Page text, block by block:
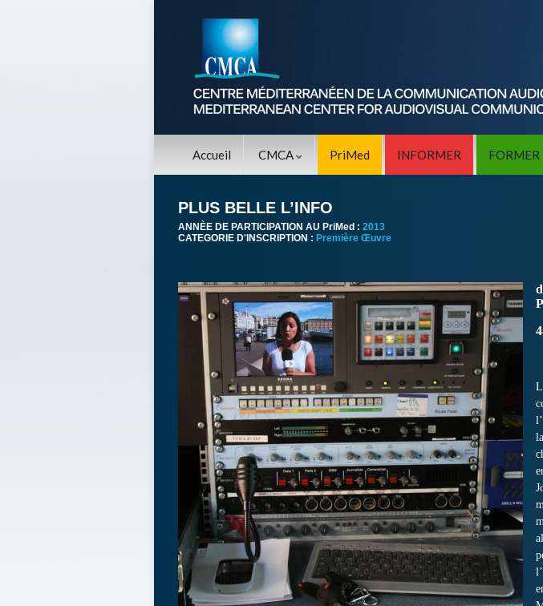
Accueil CMCA PriMed INFORMER FORMER
PLUS BELLE L’INFO
ANNÈE DE PARTICIPATION AU PriMed : 2013
CATEGORIE D'INSCRIPTION : Première Œuvre